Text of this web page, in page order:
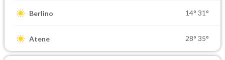
Berlino 14° 31°
Atene 28° 35°